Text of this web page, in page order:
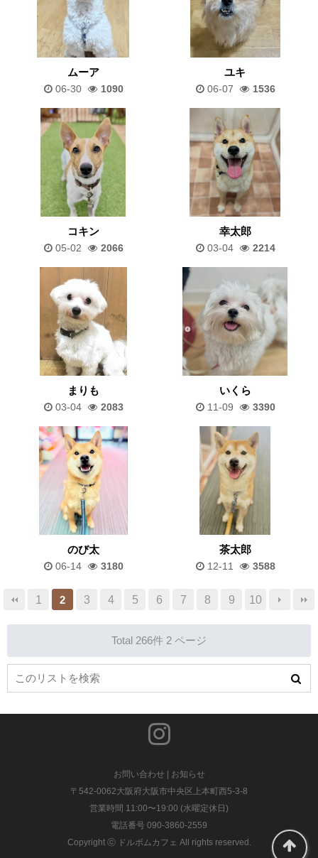
ムーア
06-30 1090
ユキ
06-07 1536
コキン
05-02 2066
幸太郎
03-04 2214
まりも
03-04 2083
いくら
11-09 3390
のび太
06-14 3180
茶太郎
12-11 3588
1 2 3 4 5 6 7 8 9 10
Total 266件 2 ページ
お問い合わせ
お知らせ
〒542-0062大阪府大阪市中央区上本町西5-3-8
営業時間 11:00〜19:00 (水曜定休日)
電話番号 090-3860-2559
Copyright ⓒ ドルボムカフェ All rights reserved.